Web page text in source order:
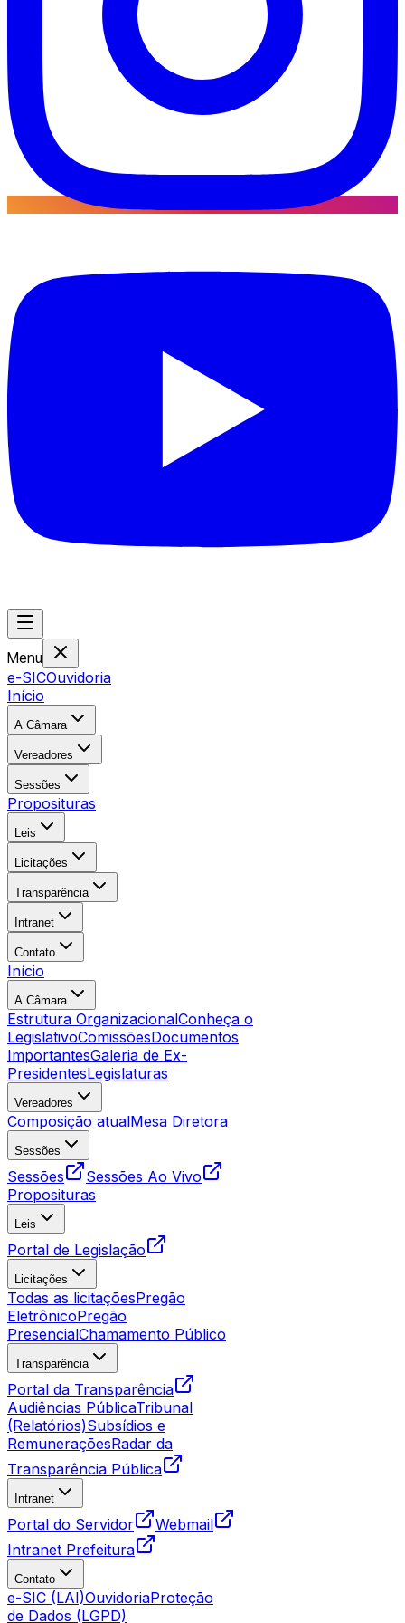
Menu
e-SICOuvidoria
Início
A Câmara
Vereadores
Sessões
Proposituras
Leis
Licitações
Transparência
Intranet
Contato
Início
A Câmara
Estrutura OrganizacionalConheça o
LegislativoComissõesDocumentos
ImportantesGaleria de Ex-
PresidentesLegislaturas
Vereadores
Composição atualMesa Diretora
Sessões
Sessões
Sessões Ao Vivo
Proposituras
Leis
Portal de Legislação
Licitações
Todas as licitaçõesPregão
EletrônicoPregão
PresencialChamamento Público
Transparência
Portal da Transparência
Audiências PúblicaTribunal
(Relatórios)Subsídios e
RemuneraçõesRadar da
Transparência Pública
Intranet
Portal do Servidor
Webmail
Intranet Prefeitura
Contato
e-SIC (LAI)OuvidoriaProteção
de Dados (LGPD)